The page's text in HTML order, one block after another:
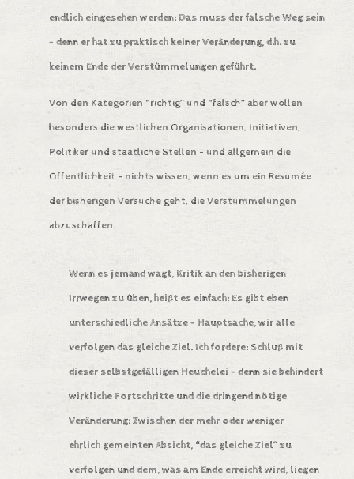
endlich eingesehen werden: Das muss der falsche Weg sein
– denn er hat zu praktisch keiner Veränderung, d.h. zu
keinem Ende der Verstümmelungen geführt.
Von den Kategorien “richtig” und “falsch” aber wollen
besonders die westlichen Organisationen, Initiativen,
Politiker und staatliche Stellen – und allgemein die
Öffentlichkeit – nichts wissen, wenn es um ein Resumée
der bisherigen Versuche geht, die Verstümmelungen
abzuschaffen.
Wenn es jemand wagt, Kritik an den bisherigen
Irrwegen zu üben, heißt es einfach: Es gibt eben
unterschiedliche Ansätze – Hauptsache, wir alle
verfolgen das gleiche Ziel. Ich fordere: Schluß mit
dieser selbstgefälligen Heuchelei – denn sie behindert
wirkliche Fortschritte und die dringend nötige
Veränderung: Zwischen der mehr oder weniger
ehrlich gemeinten Absicht, “das gleiche Ziel” zu
verfolgen und dem, was am Ende erreicht wird, liegen